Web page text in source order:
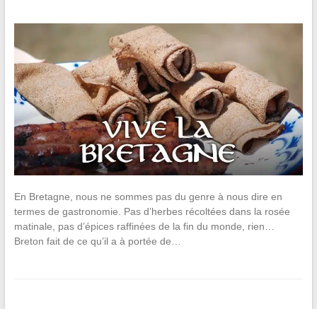
En Bretagne, nous ne sommes pas du genre à nous dire en
termes de gastronomie. Pas d’herbes récoltées dans la rosée
matinale, pas d’épices raffinées de la fin du monde, rien…
Breton fait de ce qu’il a à portée de…